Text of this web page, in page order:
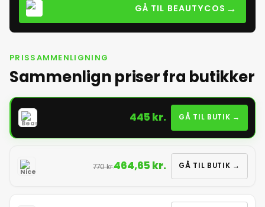
GÅ TIL BEAUTYCOS →
PRISSAMMENLIGNING
Sammenlign priser fra butikker
445 kr. GÅ TIL BUTIK →
770 kr.464,65 kr. GÅ TIL BUTIK →